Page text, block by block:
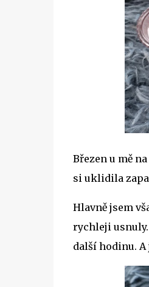
Březen u mě
si uklidila
Hlavně jsem
rychleji
další hodinu. A